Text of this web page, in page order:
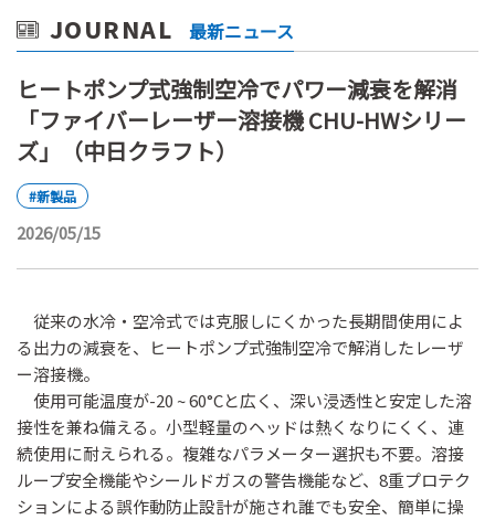
JOURNAL 最新ニュース
ヒートポンプ式強制空冷でパワー減衰を解消
「ファイバーレーザー溶接機 CHU-HWシリー
ズ」（中日クラフト）
#新製品
2026/05/15
従来の水冷・空冷式では克服しにくかった長期間使用によ
る出力の減衰を、ヒートポンプ式強制空冷で解消したレーザ
ー溶接機。
使用可能温度が-20 ~ 60°Cと広く、深い浸透性と安定した溶
接性を兼ね備える。小型軽量のヘッドは熱くなりにくく、連
続使用に耐えられる。複雑なパラメーター選択も不要。溶接
ループ安全機能やシールドガスの警告機能など、8重プロテク
ションによる誤作動防止設計が施され誰でも安全、簡単に操